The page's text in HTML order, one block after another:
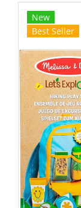
New
Best Seller